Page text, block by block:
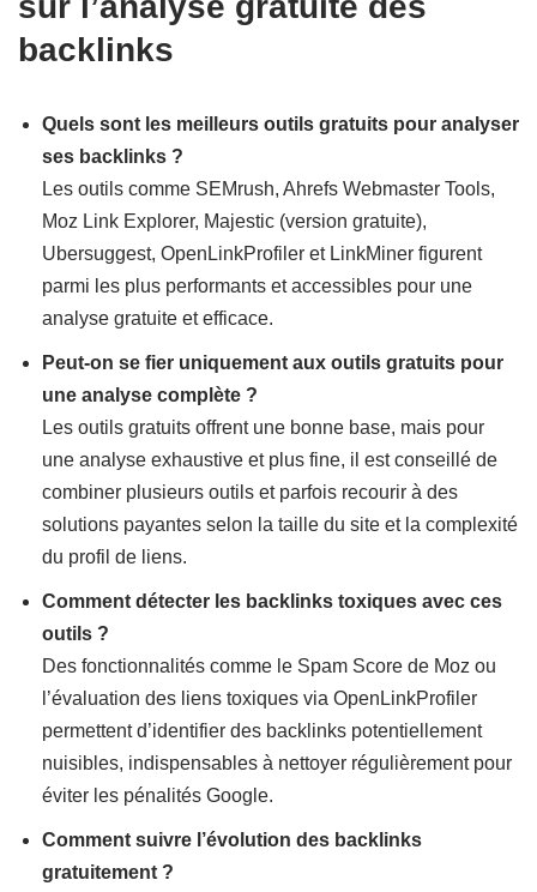
backlinks
Quels sont les meilleurs outils gratuits pour analyser
ses backlinks ?
Les outils comme SEMrush, Ahrefs Webmaster Tools,
Moz Link Explorer, Majestic (version gratuite),
Ubersuggest, OpenLinkProfiler et LinkMiner figurent
parmi les plus performants et accessibles pour une
analyse gratuite et efficace.
Peut-on se fier uniquement aux outils gratuits pour
une analyse complète ?
Les outils gratuits offrent une bonne base, mais pour
une analyse exhaustive et plus fine, il est conseillé de
combiner plusieurs outils et parfois recourir à des
solutions payantes selon la taille du site et la complexité
du profil de liens.
Comment détecter les backlinks toxiques avec ces
outils ?
Des fonctionnalités comme le Spam Score de Moz ou
l’évaluation des liens toxiques via OpenLinkProfiler
permettent d’identifier des backlinks potentiellement
nuisibles, indispensables à nettoyer régulièrement pour
éviter les pénalités Google.
Comment suivre l’évolution des backlinks
gratuitement ?